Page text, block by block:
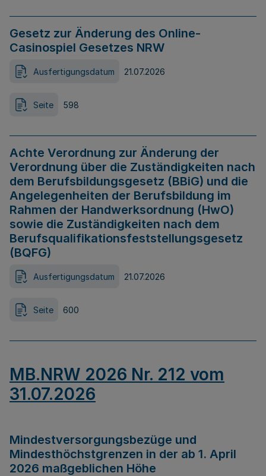
Gesetz zur Änderung des Online-
Casinospiel Gesetzes NRW
Ausfertigungsdatum 21.07.2026
Seite 598
Achte Verordnung zur Änderung der
Verordnung über die Zuständigkeiten nach
dem Berufsbildungsgesetz (BBiG) und die
Angelegenheiten der Berufsbildung im
Rahmen der Handwerksordnung (HwO)
sowie die Zuständigkeiten nach dem
Berufsqualifikationsfeststellungsgesetz
(BQFG)
Ausfertigungsdatum 21.07.2026
Seite 600
MB.NRW 2026 Nr. 212 vom
31.07.2026
Mindestversorgungsbezüge und
Mindesthöchstgrenzen in der ab 1. April
2026 maßgeblichen Höhe